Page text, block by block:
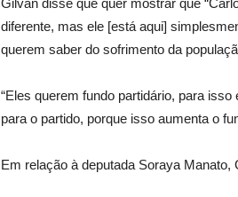
Gilvan disse que quer mostrar que
diferente, mas ele [está aqui]
querem saber do sofrimento da
“Eles querem fundo partidário, para
para o partido, porque isso aumenta o
Em relação à deputada Soraya Manato,